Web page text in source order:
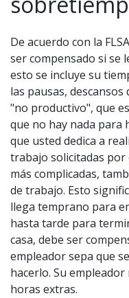
De acuerdo con la
ser compensado si se
esto se incluye su
las pausas,
"no productivo", que
que no hay nada para
que usted dedica a
trabajo solicitadas por
más complicadas,
de trabajo. Esto
llega temprano para
hasta tarde para
casa, debe ser
empleador sepa que
hacerlo. Su
horas extras.